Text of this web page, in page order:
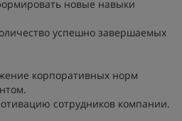
новые навыки
успешно завершаемых
корпоративных норм
сотрудников компании.